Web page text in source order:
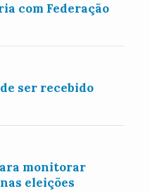
com Federação
ser recebido
monitorar
eleições